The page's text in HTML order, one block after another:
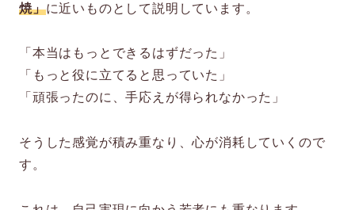
焼」に近いものとして説明しています。
「本当はもっとできるはずだった」
「もっと役に立てると思っていた」
「頑張ったのに、手応えが得られなかった」
そうした感覚が積み重なり、心が消耗していくので
す。